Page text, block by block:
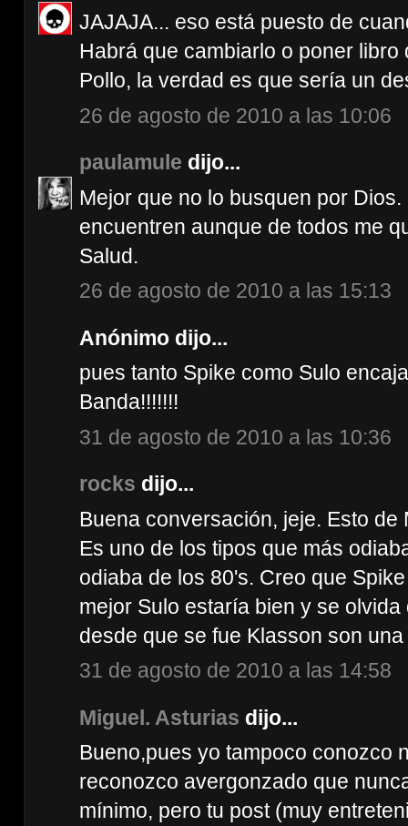
JAJAJA... eso está puesto de
Habrá que cambiarlo o poner libro
Pollo, la verdad es que sería un
26 de agosto de 2010 a las 10:06
paulamule dijo...
Mejor que no lo busquen por
encuentren aunque de todos me
Salud.
26 de agosto de 2010 a las 15:13
Anónimo dijo...
pues tanto Spike como Sulo
Banda!!!!!!!
31 de agosto de 2010 a las 10:36
rocks dijo...
Buena conversación, jeje. Esto
Es uno de los tipos que más
odiaba de los 80's. Creo que
mejor Sulo estaría bien y se
desde que se fue Klasson son
31 de agosto de 2010 a las 14:58
Miguel. Asturias dijo...
Bueno,pues yo tampoco conozco
reconozco avergonzado que
mínimo, pero tu post (muy